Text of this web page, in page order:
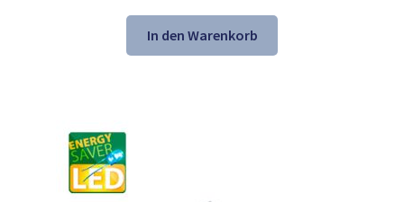
Preis
war:
59,04 €
Preis
ist:
39,98 €.
In den Warenkorb